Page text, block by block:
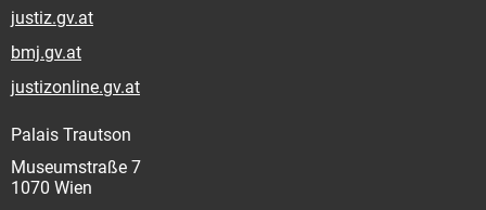
justiz.gv.at
bmj.gv.at
justizonline.gv.at
Palais Trautson
Museumstraße 7
1070 Wien